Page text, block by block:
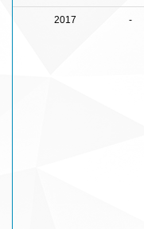
2017 -